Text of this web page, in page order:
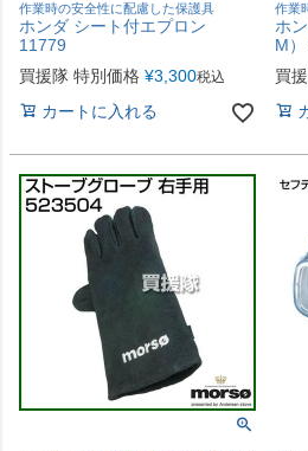
作業時の安全性に配慮した保護具
ホンダ シート付エプロン
11779
買援隊 特別価格 ¥3,300税込
カートに入れる
作業
ホ
M
買